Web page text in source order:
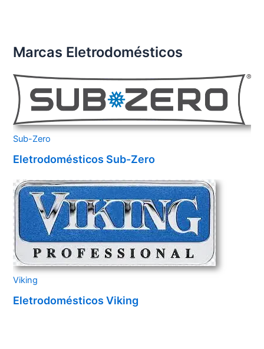
Marcas Eletrodomésticos
Sub-Zero
Eletrodomésticos Sub-Zero
Viking
Eletrodomésticos Viking